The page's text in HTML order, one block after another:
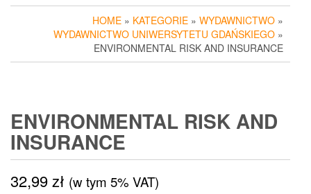
HOME » KATEGORIE » WYDAWNICTWO »
WYDAWNICTWO UNIWERSYTETU GDAŃSKIEGO »
ENVIRONMENTAL RISK AND INSURANCE
ENVIRONMENTAL RISK AND
INSURANCE
32,99zł (w tym 5% VAT)